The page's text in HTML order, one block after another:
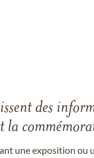
des
la
une exposition ou